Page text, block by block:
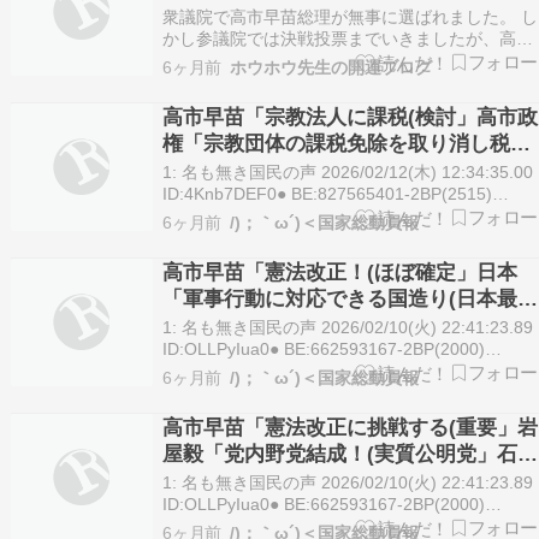
衆議院で高市早苗総理が無事に選ばれました。 し
かし参議院では決戦投票までいきましたが、高市
総理は、どこまで消費税を下げてくれるのでしょ
うか？今日、暦では、二四節気の雨水（うすい）
です。 雨水（うすい）の日には、空から降るもの
が雪から雨に変わり、積もった雪が溶け始める時
期を指す「…
6ヶ月前 ホウホウ先生の開運ブログ
高市早苗「宗教法人に課税(検討」高市政
権「宗教団体の課税免除を取り消し税収
4.5兆円増加」日本「新興宗教撲滅！」
5ch民「強い(確信」自民党支持者「実行
希望！」→
1: 名も無き国民の声 2026/02/12(木) 12:34:35.00
ID:4Knb7DEF0● BE:827565401-2BP(2515)
https://hayabusa3.2ch.sc/test/read.cgi/news/
名も無き国民…
6ヶ月前 /)；｀ω´)＜国家総動員報
高市早苗「憲法改正！(ほぼ確定」日本
「軍事行動に対応できる国造り(日本最強
伝説」石破茂「高市自民を後ろ撃ち」岩
屋毅「反高市派閥を結成！(自民党の中道
勢力」→
1: 名も無き国民の声 2026/02/10(火) 22:41:23.89
ID:OLLPyIua0● BE:662593167-2BP(2000)
https://hayabusa3.2ch.sc/test/read.cgi/news/
262: 名も無き…
6ヶ月前 /)；｀ω´)＜国家総動員報
高市早苗「憲法改正に挑戦する(重要」岩
屋毅「党内野党結成！(実質公明党」石破
茂「参加しない(石破派消滅」公明党「親
中派です」日本「ｽﾊﾟｲ防止法は絶対必要
(確信」→
1: 名も無き国民の声 2026/02/10(火) 22:41:23.89
ID:OLLPyIua0● BE:662593167-2BP(2000)
https://hayabusa3.2ch.sc/test/read.cgi/news/
6ヶ月前 /)；｀ω´)＜国家総動員報